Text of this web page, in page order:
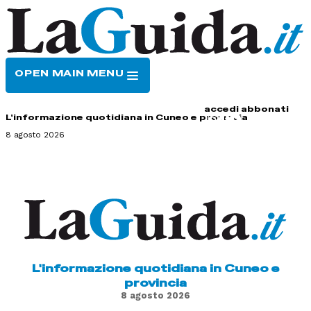
OPEN MAIN MENU
accedi abbonati
L'informazione quotidiana in Cuneo e provincia
8 agosto 2026
L'informazione quotidiana in Cuneo e
provincia
8 agosto 2026